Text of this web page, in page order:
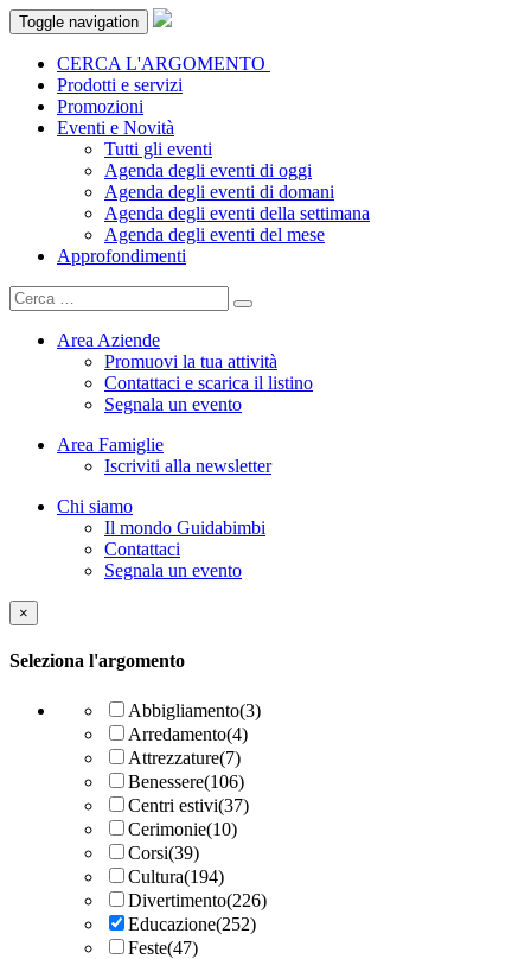
Toggle navigation
CERCA L'ARGOMENTO
Prodotti e servizi
Promozioni
Eventi e Novità
Tutti gli eventi
Agenda degli eventi di oggi
Agenda degli eventi di domani
Agenda degli eventi della settimana
Agenda degli eventi del mese
Approfondimenti
Area Aziende
Promuovi la tua attività
Contattaci e scarica il listino
Segnala un evento
Area Famiglie
Iscriviti alla newsletter
Chi siamo
Il mondo Guidabimbi
Contattaci
Segnala un evento
×
Seleziona l'argomento
Abbigliamento(3)
Arredamento(4)
Attrezzature(7)
Benessere(106)
Centri estivi(37)
Cerimonie(10)
Corsi(39)
Cultura(194)
Divertimento(226)
Educazione(252)
Feste(47)